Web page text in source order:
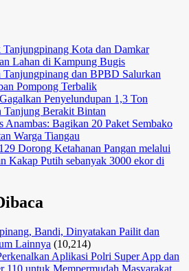
Tanjungpinang Kota dan Damkar
Lahan di Kampung Bugis
Tanjungpinang dan BPBD Salurkan
Pompong Terbalik
Penyelundupan 1,3 Ton
Tanjung Berakit Bintan
Anambas: Bagikan 20 Paket Sembako
Warga Tiangau
Dorong Ketahanan Pangan melalui
Kakap Putih sebanyak 3000 ekor di
Bandi, Dinyatakan Pailit dan
Lainnya (10,214)
Aplikasi Polri Super App dan
110 untuk Mempermudah Masyarakat